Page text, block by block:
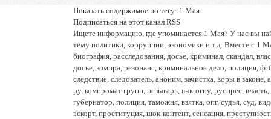
Показать содержимое по тегу: 1 Мая
Подписаться на этот канал RSS
Ищете информацию, где упоминается 1 Мая? У нас вы
тему политики, коррупции, экономики и т.д. Вместе с 1
биография, расследования, досье, криминал, скандал,
досье, компра, резонанс, криминальное дело, полиция,
следствие, следователь, аноним, зачистка, воры в законе,
ру, компромат групп, незыгарь, вчк-огпу, руспрес,
губернатор, полиция, таможня, взятка, опг, судья, суд,
эскорт, проституция, шок-контент, сенсация,